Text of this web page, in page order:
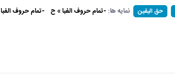
حق الیقین نمایه ها: -تمام حروف الفبا » ح -تمام حروف الفبا